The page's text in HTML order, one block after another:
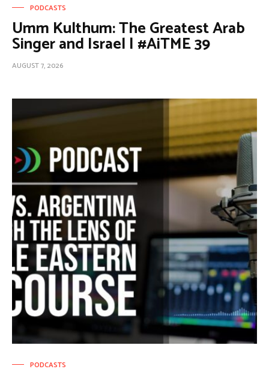
PODCASTS
Umm Kulthum: The Greatest Arab
Singer and Israel | #AiTME 39
AUGUST 7, 2026
PODCASTS